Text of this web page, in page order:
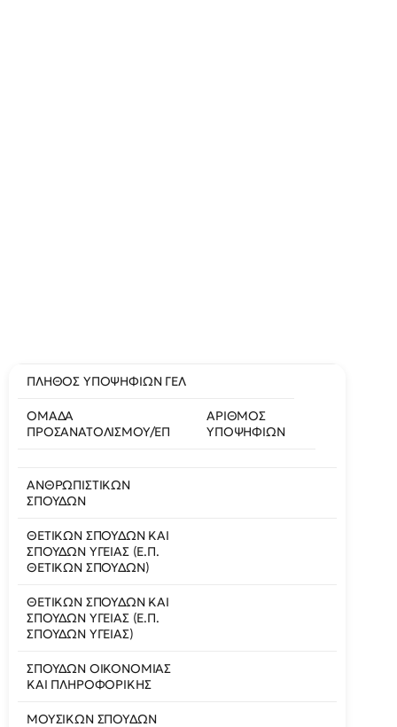
ΠΛΗΘΟΣ ΥΠΟΨΗΦΙΩΝ ΓΕΛ
ΟΜΑΔΑ
ΠΡΟΣΑΝΑΤΟΛΙΣΜΟΥ/ΕΠ
ΑΡΙΘΜΟΣ
ΥΠΟΨΗΦΙΩΝ
ΑΝΘΡΩΠΙΣΤΙΚΩΝ
ΣΠΟΥΔΩΝ
ΘΕΤΙΚΩΝ ΣΠΟΥΔΩΝ ΚΑΙ
ΣΠΟΥΔΩΝ ΥΓΕΙΑΣ (Ε.Π.
ΘΕΤΙΚΩΝ ΣΠΟΥΔΩΝ)
ΘΕΤΙΚΩΝ ΣΠΟΥΔΩΝ ΚΑΙ
ΣΠΟΥΔΩΝ ΥΓΕΙΑΣ (Ε.Π.
ΣΠΟΥΔΩΝ ΥΓΕΙΑΣ)
ΣΠΟΥΔΩΝ ΟΙΚΟΝΟΜΙΑΣ
ΚΑΙ ΠΛΗΡΟΦΟΡΙΚΗΣ
ΜΟΥΣΙΚΩΝ ΣΠΟΥΔΩΝ